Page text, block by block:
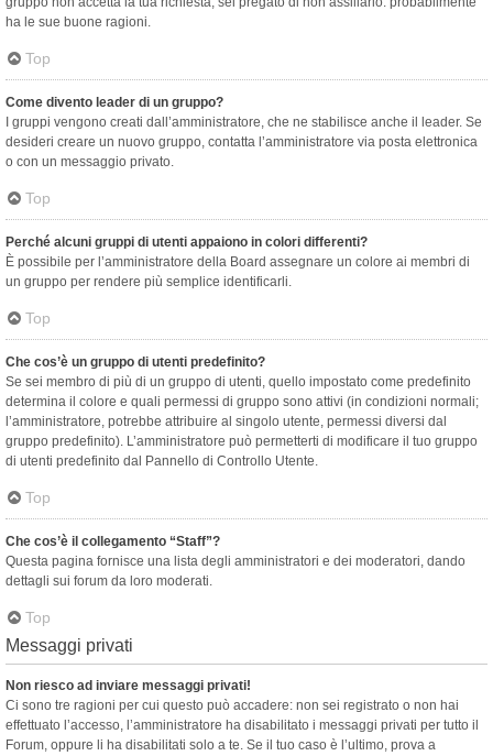
ha le sue buone ragioni.
Top
Come divento leader di un gruppo?
I gruppi vengono creati dall’amministratore, che ne stabilisce anche il leader. Se
desideri creare un nuovo gruppo, contatta l’amministratore via posta elettronica
o con un messaggio privato.
Top
Perché alcuni gruppi di utenti appaiono in colori differenti?
È possibile per l’amministratore della Board assegnare un colore ai membri di
un gruppo per rendere più semplice identificarli.
Top
Che cos’è un gruppo di utenti predefinito?
Se sei membro di più di un gruppo di utenti, quello impostato come predefinito
determina il colore e quali permessi di gruppo sono attivi (in condizioni normali;
l’amministratore, potrebbe attribuire al singolo utente, permessi diversi dal
gruppo predefinito). L’amministratore può permetterti di modificare il tuo gruppo
di utenti predefinito dal Pannello di Controllo Utente.
Top
Che cos’è il collegamento “Staff”?
Questa pagina fornisce una lista degli amministratori e dei moderatori, dando
dettagli sui forum da loro moderati.
Top
Messaggi privati
Non riesco ad inviare messaggi privati!
Ci sono tre ragioni per cui questo può accadere: non sei registrato o non hai
effettuato l’accesso, l’amministratore ha disabilitato i messaggi privati per tutto il
Forum, oppure li ha disabilitati solo a te. Se il tuo caso è l’ultimo, prova a